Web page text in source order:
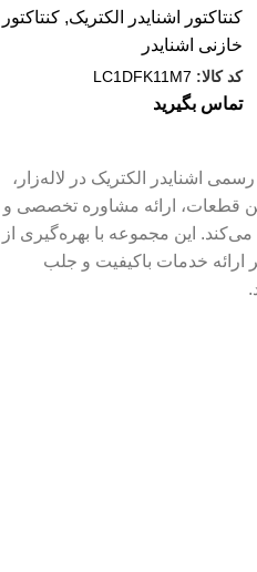
کنتاکتور اشنایدر الکتریک, کنتاکتور
خازنی اشنایدر
کد کالا: LC1DFK11M7
تماس بگیرید
اشنایدر الکتریک در لاله‌زار،
قطعات، ارائه مشاوره تخصصی و
این مجموعه با بهره‌گیری از
خدمات باکیفیت و جلب